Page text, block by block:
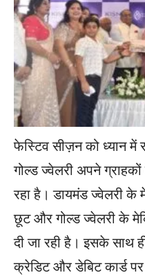
फेस्टिव सीज़न को ध्यान में
गोल्ड ज्वेलरी अपने
रहा है। डायमंड ज्वेलरी के
छूट और गोल्ड ज्वेलरी के
दी जा रही है। इसके
क्रेडिट और डेबिट कार्ड